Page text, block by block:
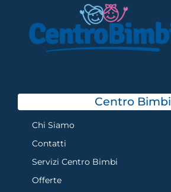
Centro Bimbi
Chi Siamo
Contatti
Servizi Centro Bimbi
Offerte